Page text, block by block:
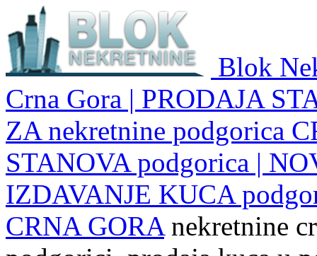
Blok
Crna Gora | PRODAJA
ZA nekretnine podgorica
STANOVA podgorica |
IZDAVANJE KUCA
CRNA GORA nekretnine